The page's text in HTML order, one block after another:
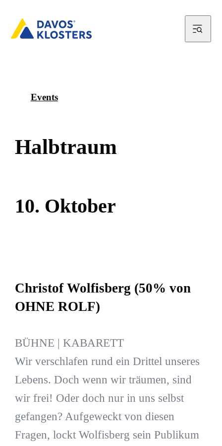
Events
Halbtraum
10. Oktober
Christof Wolfisberg (50% von
OHNE ROLF)
BÜHNE | KABARETT
Wir verschlafen rund ein Drittel unseres
Lebens. Doch wenn wir träumen, sind
wir frei! Oder doch nur in uns selbst
gefangen? Aufgeweckt von diesen
Fragen, lockt Wolfisberg sein Publikum